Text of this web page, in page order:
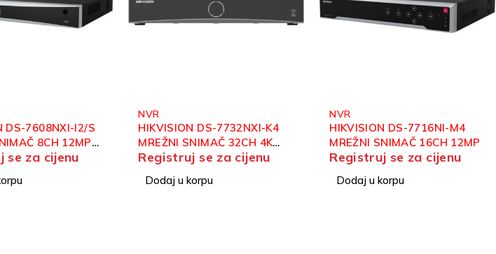
DS-7732NXI-K4
32CH 4K
se za cijenu
NVR
HIKVISION DS-7716NI-M4
MREŽNI SNIMAČ 16CH 12MP
Registruj se za cijenu
Dodaj u korpu
Mrežna Oprema
Video Nadzor
HIKVISION DS-7616NXI-
K2/16P(D) 16-CH 1U POE
Registruj se za cijenu